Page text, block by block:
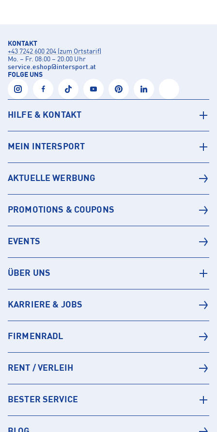
KONTAKT
+43 7242 600 204 (zum Ortstarif)
Mo. – Fr. 08:00 – 20:00 Uhr
service.eshop@intersport.at
FOLGE UNS
HILFE & KONTAKT
MEIN INTERSPORT
AKTUELLE WERBUNG
PROMOTIONS & COUPONS
EVENTS
ÜBER UNS
KARRIERE & JOBS
FIRMENRADL
RENT / VERLEIH
BESTER SERVICE